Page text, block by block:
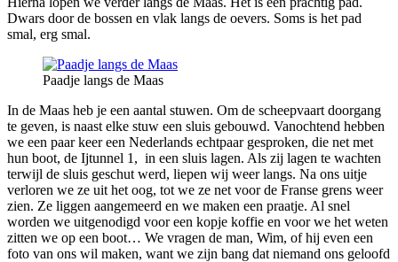
Dwars door de bossen en vlak langs de oevers. Soms is het pad
smal, erg smal.
Paadje langs de Maas
In de Maas heb je een aantal stuwen. Om de scheepvaart doorgang
te geven, is naast elke stuw een sluis gebouwd. Vanochtend hebben
we een paar keer een Nederlands echtpaar gesproken, die net met
hun boot, de Ijtunnel 1, in een sluis lagen. Als zij lagen te wachten
terwijl de sluis geschut werd, liepen wij weer langs. Na ons uitje
verloren we ze uit het oog, tot we ze net voor de Franse grens weer
zien. Ze liggen aangemeerd en we maken een praatje. Al snel
worden we uitgenodigd voor een kopje koffie en voor we het weten
zitten we op een boot… We vragen de man, Wim, of hij even een
foto van ons wil maken, want we zijn bang dat niemand ons geloofd